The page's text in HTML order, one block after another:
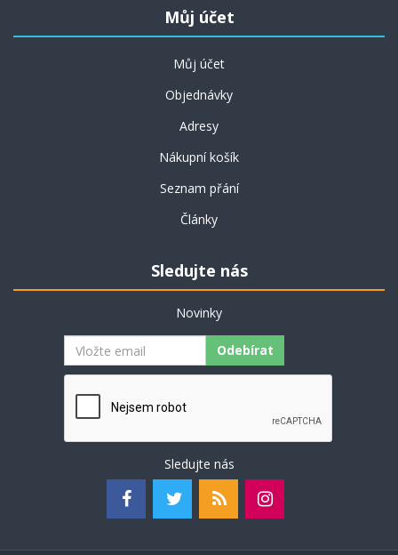
Můj účet
Můj účet
Objednávky
Adresy
Nákupní košík
Seznam přání
Články
Sledujte nás
Novinky
Odebírat
Sledujte nás